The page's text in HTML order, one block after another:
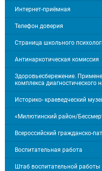
Интернет-приёмная
Телефон доверия
Страница школьного
Антинаркотическая комиссия
Здоровьесбережение.
комплекса
Историко- краеведческий
«Милютинский район/
Всероссийский гражданско-
Воспитательная работа
Штаб воспитательной работы